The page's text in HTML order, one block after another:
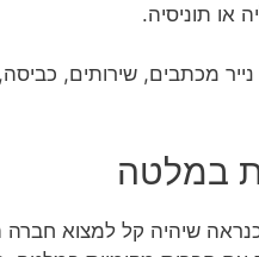
או תוניסיה.
מכתבים, שירותים,
במלטה
שיהיה קל למצוא